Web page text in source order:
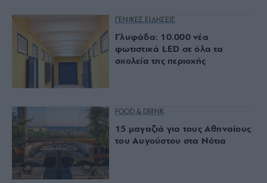
ΓΕΝΙΚΕΣ ΕΙΔΗΣΕΙΣ
Γλυφάδα: 10.000 νέα
φωτιστικά LED σε όλα τα
σχολεία της περιοχής
FOOD & DRINK
15 μαγαζιά για τους Αθηναίους
του Αυγούστου στα Νότια